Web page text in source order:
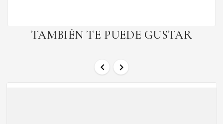
TAMBIÉN TE PUEDE GUSTAR
 